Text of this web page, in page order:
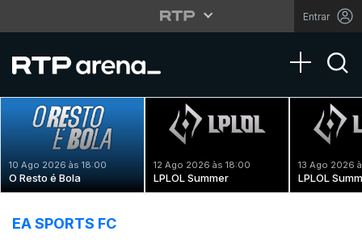
Entrar
Toggle
10 Ago 2026 às 18:00
O Resto é Bola
12 Ago 2026 às 18:00
LPLOL Summer
13 Ago 2026
LPLOL
EA SPORTS FC